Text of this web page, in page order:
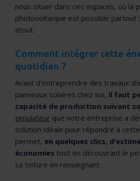
nous situer dans ces espaces, où la
photovoltaïque est possible partout ;
atout.
Comment intégrer cette
quotidien ?
Avant d’entreprendre des travaux
panneaux solaires chez soi, il faut
capacité de production suivant
simulateur que notre entreprise a
solution idéale pour répondre à
permet, en quelques clics,
économies tout en découvrant le
sa toiture en renseignant :